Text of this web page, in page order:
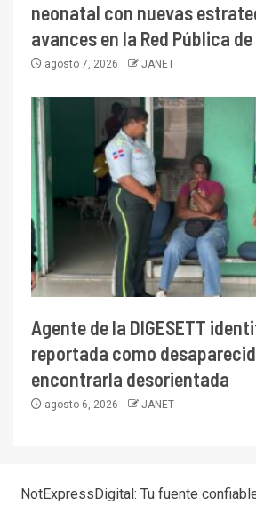
neonatal con nuevas
avances en la Red Pública
agosto 7, 2026 JANET
Agente de la DIGESETT
reportada como
encontrarla desorientada
agosto 6, 2026 JANET
NotExpressDigital: Tu fuente